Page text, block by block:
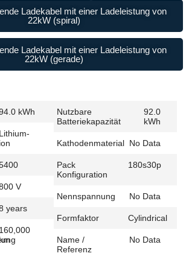
Ladekabel mit einer Ladeleistung von
22kW (spiral)
Ladekabel mit einer Ladeleistung von
22kW (gerade)
kWh
Lithium-
ion
V
years
160,000
Nutzbare
Batteriekapazität
92.0
kWh
Kathodenmaterial No Data
Pack
Konfiguration
180s30p
Nennspannung No Data
Formfaktor Cylindrical
Name /
Referenz
No Data